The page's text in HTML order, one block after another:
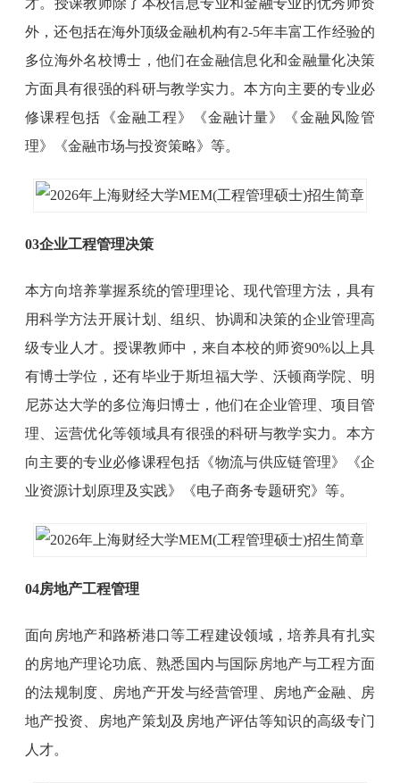
才。授课教师除了本校信息专业和金融专业的优秀师资
外，还包括在海外顶级金融机构有2-5年丰富工作经验的
多位海外名校博士，他们在金融信息化和金融量化决策
方面具有很强的科研与教学实力。本方向主要的专业必
修课程包括《金融工程》《金融计量》《金融风险管
理》《金融市场与投资策略》等。
03企业工程管理决策
本方向培养掌握系统的管理理论、现代管理方法，具有
用科学方法开展计划、组织、协调和决策的企业管理高
级专业人才。授课教师中，来自本校的师资90%以上具
有博士学位，还有毕业于斯坦福大学、沃顿商学院、明
尼苏达大学的多位海归博士，他们在企业管理、项目管
理、运营优化等领域具有很强的科研与教学实力。本方
向主要的专业必修课程包括《物流与供应链管理》《企
业资源计划原理及实践》《电子商务专题研究》等。
04房地产工程管理
面向房地产和路桥港口等工程建设领域，培养具有扎实
的房地产理论功底、熟悉国内与国际房地产与工程方面
的法规制度、房地产开发与经营管理、房地产金融、房
地产投资、房地产策划及房地产评估等知识的高级专门
人才。